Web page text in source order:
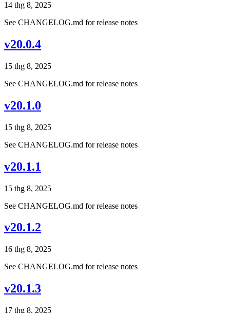
14 thg 8, 2025
See CHANGELOG.md for release notes
v20.0.4
15 thg 8, 2025
See CHANGELOG.md for release notes
v20.1.0
15 thg 8, 2025
See CHANGELOG.md for release notes
v20.1.1
15 thg 8, 2025
See CHANGELOG.md for release notes
v20.1.2
16 thg 8, 2025
See CHANGELOG.md for release notes
v20.1.3
17 thg 8, 2025